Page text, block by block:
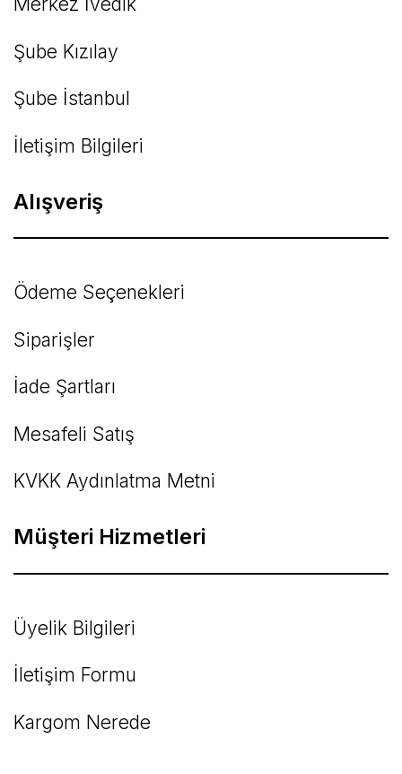
Şube Kızılay
Şube İstanbul
İletişim Bilgileri
Alışveriş
Ödeme Seçenekleri
Siparişler
İade Şartları
Mesafeli Satış
KVKK Aydınlatma Metni
Müşteri Hizmetleri
Üyelik Bilgileri
İletişim Formu
Kargom Nerede